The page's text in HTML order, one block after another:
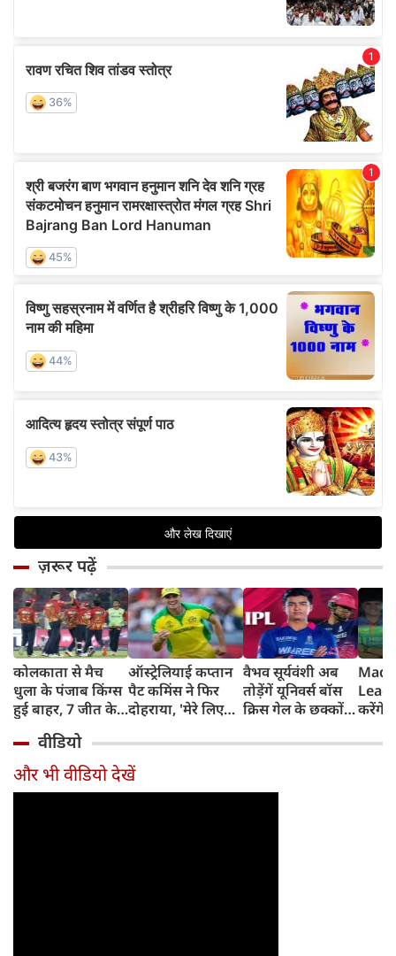
ज़रूर पढ़ें
कोलकाता से मैच
धुला के पंजाब किंग्स
हुई बाहर, 7 जीत के
ऑस्ट्रेलियाई कप्तान
पैट कमिंस ने फिर
दोहराया, 'मेरे लिए
वैभव सूर्यवंशी अब
तोड़ेंगें यूनिवर्स बॉस
क्रिस गेल के छक्कों
करेंगे
टीम में
वीडियो
और भी वीडियो देखें